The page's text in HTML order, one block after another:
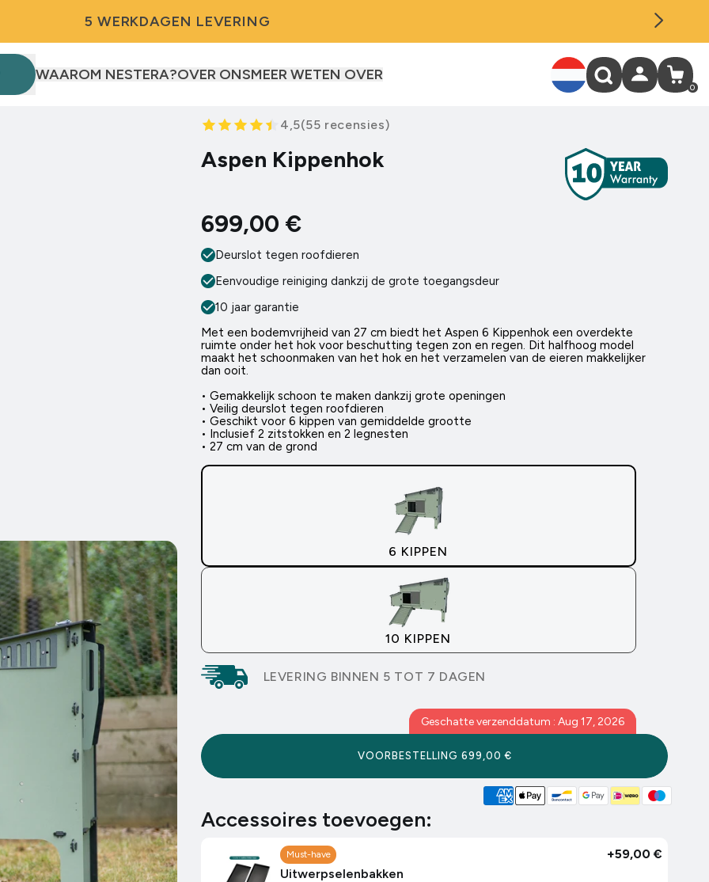
5 WERKDAGEN LEVERING
WAAROM NESTERA?OVER ONSMEER WETEN OVER Inloggen
0
0
4,5(55 recensies)
Aspen Kippenhok
699,00 €
Deurslot tegen roofdieren
Eenvoudige reiniging dankzij de grote toegangsdeur
10 jaar garantie
Met een bodemvrijheid van 27 cm biedt het Aspen 6 Kippenhok een overdekte
ruimte onder het hok voor beschutting tegen zon en regen. Dit halfhoog model
maakt het schoonmaken van het hok en het verzamelen van de eieren makkelijker
dan ooit.
• Gemakkelijk schoon te maken dankzij grote openingen
• Veilig deurslot tegen roofdieren
• Geschikt voor 6 kippen van gemiddelde grootte
• Inclusief 2 zitstokken en 2 legnesten
• 27 cm van de grond
6 KIPPEN
10 KIPPEN
LEVERING BINNEN 5 TOT 7 DAGEN
Geschatte verzenddatum : Aug 17, 2026
VOORBESTELLING 699,00 €
Accessoires toevoegen:
Must-have
Uitwerpselenbakken
+59,00 €